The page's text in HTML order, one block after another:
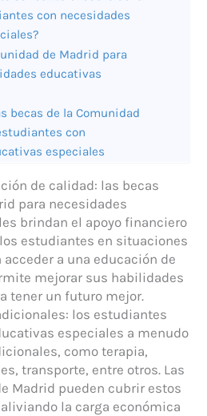
con necesidades
de Madrid para
educativas
becas de la Comunidad
con
especiales
de calidad: las becas
para necesidades
brindan el apoyo financiero
estudiantes en situaciones
a una educación de
mejorar sus habilidades
tener un futuro mejor.
los estudiantes
especiales a menudo
como terapia,
transporte, entre otros. Las
Madrid pueden cubrir estos
la carga económica